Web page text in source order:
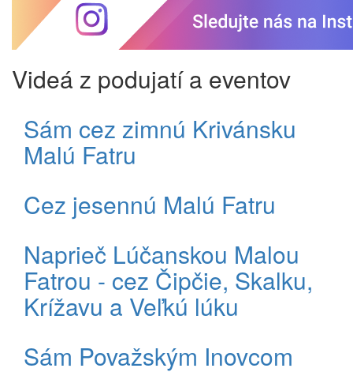
Videá z podujatí a eventov
Sám cez zimnú Krivánsku
Malú Fatru
Cez jesennú Malú Fatru
Naprieč Lúčanskou Malou
Fatrou - cez Čipčie, Skalku,
Krížavu a Veľkú lúku
Sám Považským Inovcom